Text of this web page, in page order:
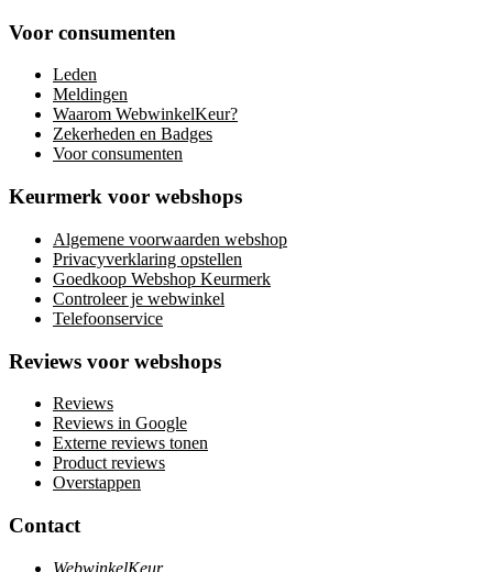
Voor consumenten
Leden
Meldingen
Waarom WebwinkelKeur?
Zekerheden en Badges
Voor consumenten
Keurmerk voor webshops
Algemene voorwaarden webshop
Privacyverklaring opstellen
Goedkoop Webshop Keurmerk
Controleer je webwinkel
Telefoonservice
Reviews voor webshops
Reviews
Reviews in Google
Externe reviews tonen
Product reviews
Overstappen
Contact
WebwinkelKeur